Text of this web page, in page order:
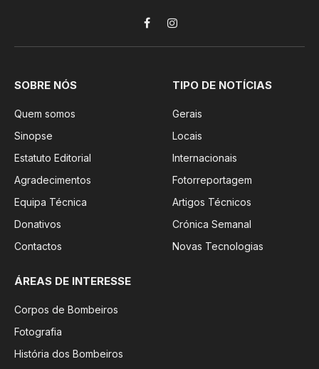
FacebookInstagram
SOBRE NÓS
Quem somos
Sinopse
Estatuto Editorial
Agradecimentos
Equipa Técnica
Donativos
Contactos
TIPO DE NOTÍCIAS
Gerais
Locais
Internacionais
Fotorreportagem
Artigos Técnicos
Crónica Semanal
Novas Tecnologias
ÁREAS DE INTERESSE
Corpos de Bombeiros
Fotografia
História dos Bombeiros